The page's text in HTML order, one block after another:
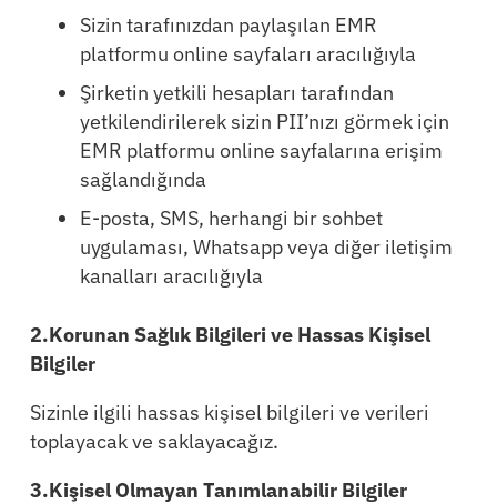
Sizin tarafınızdan paylaşılan EMR
platformu online sayfaları aracılığıyla
Şirketin yetkili hesapları tarafından
yetkilendirilerek sizin PII’nızı görmek için
EMR platformu online sayfalarına erişim
sağlandığında
E-posta, SMS, herhangi bir sohbet
uygulaması, Whatsapp veya diğer iletişim
kanalları aracılığıyla
2.Korunan Sağlık Bilgileri ve Hassas Kişisel
Bilgiler
Sizinle ilgili hassas kişisel bilgileri ve verileri
toplayacak ve saklayacağız.
3.Kişisel Olmayan Tanımlanabilir Bilgiler